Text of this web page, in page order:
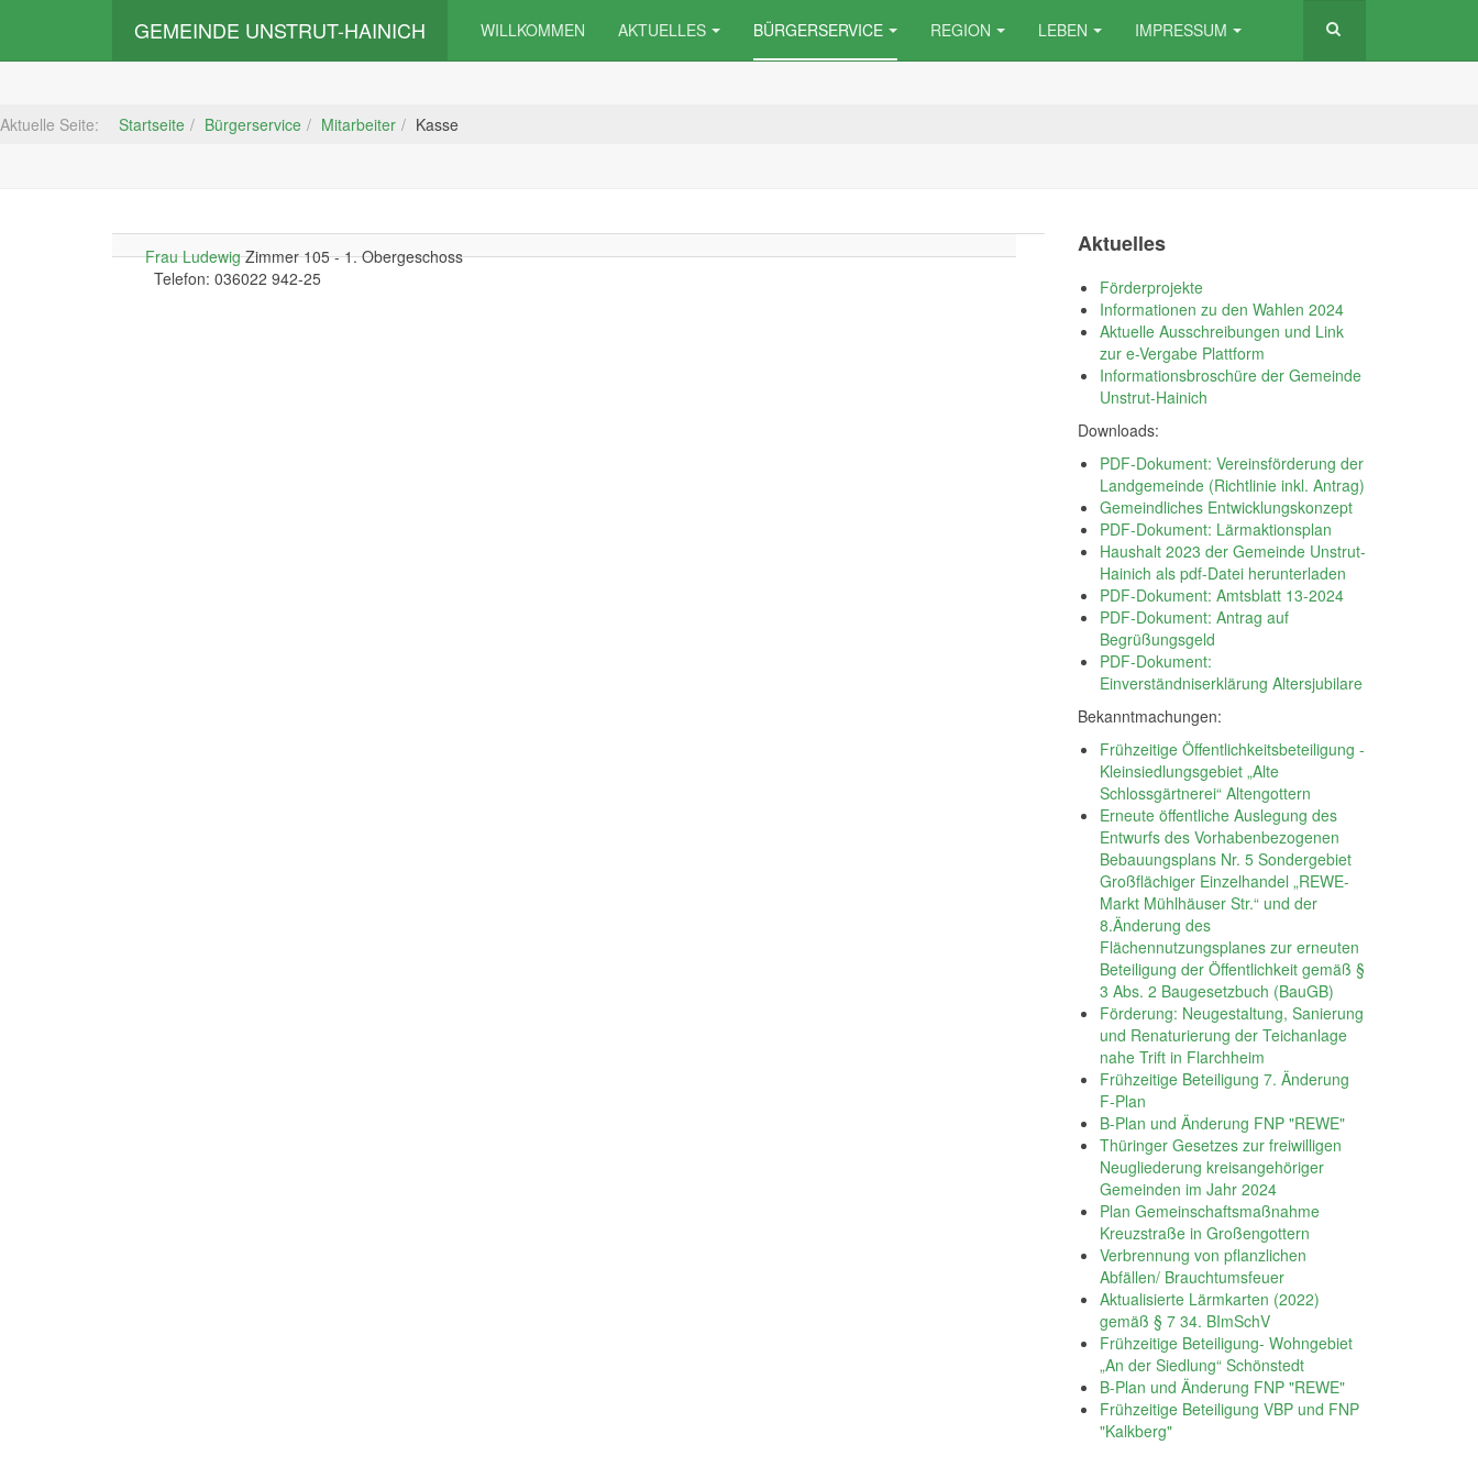
GEMEINDE UNSTRUT-HAINICH WILLKOMMEN AKTUELLES BÜRGERSERVICE REGION LEBEN IMPRESSUM
Aktuelle Seite: Startseite Bürgerservice Mitarbeiter Kasse
Frau LudewigZimmer 105 - 1. Obergeschoss
Telefon: 036022 942-25
Aktuelles
Förderprojekte
Informationen zu den Wahlen 2024
Aktuelle Ausschreibungen und Link
zur e-Vergabe Plattform
Informationsbroschüre der Gemeinde
Unstrut-Hainich
Downloads:
PDF-Dokument: Vereinsförderung der
Landgemeinde (Richtlinie inkl. Antrag)
Gemeindliches Entwicklungskonzept
PDF-Dokument: Lärmaktionsplan
Haushalt 2023 der Gemeinde Unstrut-
Hainich als pdf-Datei herunterladen
PDF-Dokument: Amtsblatt 13-2024
PDF-Dokument: Antrag auf
Begrüßungsgeld
PDF-Dokument:
Einverständniserklärung Altersjubilare
Bekanntmachungen:
Frühzeitige Öffentlichkeitsbeteiligung -
Kleinsiedlungsgebiet „Alte
Schlossgärtnerei“ Altengottern
Erneute öffentliche Auslegung des
Entwurfs des Vorhabenbezogenen
Bebauungsplans Nr. 5 Sondergebiet
Großflächiger Einzelhandel „REWE-
Markt Mühlhäuser Str.“ und der
8.Änderung des
Flächennutzungsplanes zur erneuten
Beteiligung der Öffentlichkeit gemäß §
3 Abs. 2 Baugesetzbuch (BauGB)
Förderung: Neugestaltung, Sanierung
und Renaturierung der Teichanlage
nahe Trift in Flarchheim
Frühzeitige Beteiligung 7. Änderung
F-Plan
B-Plan und Änderung FNP "REWE"
Thüringer Gesetzes zur freiwilligen
Neugliederung kreisangehöriger
Gemeinden im Jahr 2024
Plan Gemeinschaftsmaßnahme
Kreuzstraße in Großengottern
Verbrennung von pflanzlichen
Abfällen/ Brauchtumsfeuer
Aktualisierte Lärmkarten (2022)
gemäß § 7 34. BImSchV
Frühzeitige Beteiligung- Wohngebiet
„An der Siedlung“ Schönstedt
B-Plan und Änderung FNP "REWE"
Frühzeitige Beteiligung VBP und FNP
"Kalkberg"